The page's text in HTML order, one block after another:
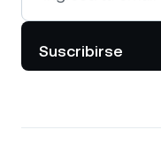
Suscribirse